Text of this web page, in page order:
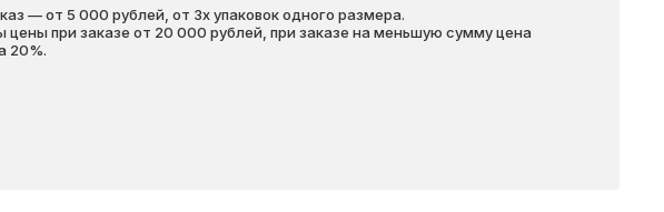
— от 5 000 рублей, от 3х упаковок одного размера.
цены при заказе от 20 000 рублей, при заказе на меньшую сумму цена
20%.